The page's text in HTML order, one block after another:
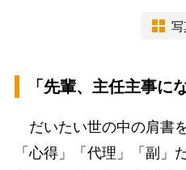
写
「先輩、主任主事に
だいたい世の中の肩書
「心得」「代理」「副」